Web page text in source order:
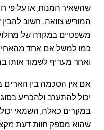
שהשאיר המנוח, או על פי
המוריש צוואה. חשוב להבין
משפטיים במקרה של
כמו למשל אם אחד
ואחר מעדיף לשמור אותו
אם אין הסכמה בין האחים
יכול להתערב ולהכריע
במקרים כאלה, השמאי
שהוא מספק חוות דעת